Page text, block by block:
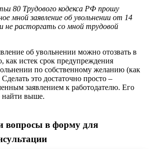
80 Трудового кодекса РФ прошу
мной заявление об увольнении от 14
не расторгать со мной трудовой
об увольнении можно отозвать в
как истек срок предупреждения
по собственному желанию (как
это достаточно просто –
заявлением к работодателю. Его
найти выше.
вопросы в форму для